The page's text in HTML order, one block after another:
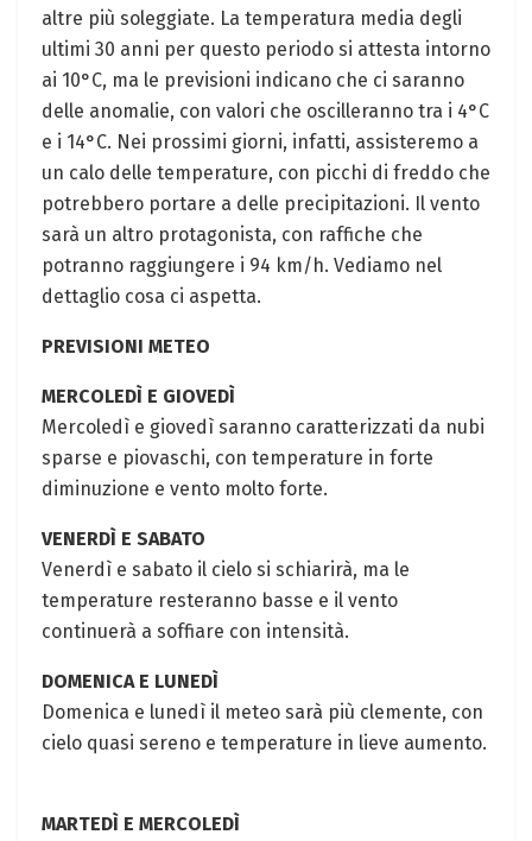
altre più soleggiate. La temperatura media degli
ultimi 30 anni per questo periodo si attesta intorno
ai 10°C, ma le previsioni indicano che ci saranno
delle anomalie, con valori che oscilleranno tra i 4°C
e i 14°C. Nei prossimi giorni, infatti, assisteremo a
un calo delle temperature, con picchi di freddo che
potrebbero portare a delle precipitazioni. Il vento
sarà un altro protagonista, con raffiche che
potranno raggiungere i 94 km/h. Vediamo nel
dettaglio cosa ci aspetta.
PREVISIONI METEO
MERCOLEDÌ E GIOVEDÌ
Mercoledì e giovedì saranno caratterizzati da nubi
sparse e piovaschi, con temperature in forte
diminuzione e vento molto forte.
VENERDÌ E SABATO
Venerdì e sabato il cielo si schiarirà, ma le
temperature resteranno basse e il vento
continuerà a soffiare con intensità.
DOMENICA E LUNEDÌ
Domenica e lunedì il meteo sarà più clemente, con
cielo quasi sereno e temperature in lieve aumento.
MARTEDÌ E MERCOLEDÌ